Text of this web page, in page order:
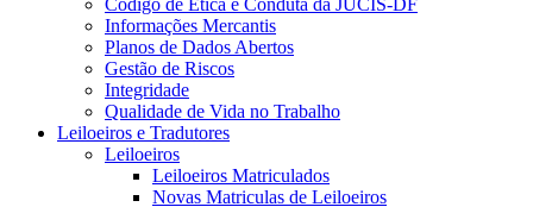
Código de Ética e Conduta da JUCIS-DF
Informações Mercantis
Planos de Dados Abertos
Gestão de Riscos
Integridade
Qualidade de Vida no Trabalho
Leiloeiros e Tradutores
Leiloeiros
Leiloeiros Matriculados
Novas Matriculas de Leiloeiros